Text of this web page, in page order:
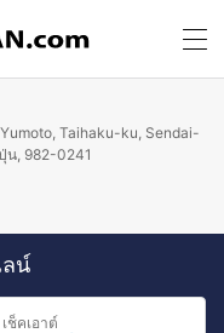
Taihaku-ku, Sendai-
น, 982-0241
น์
เช็คเอาต์